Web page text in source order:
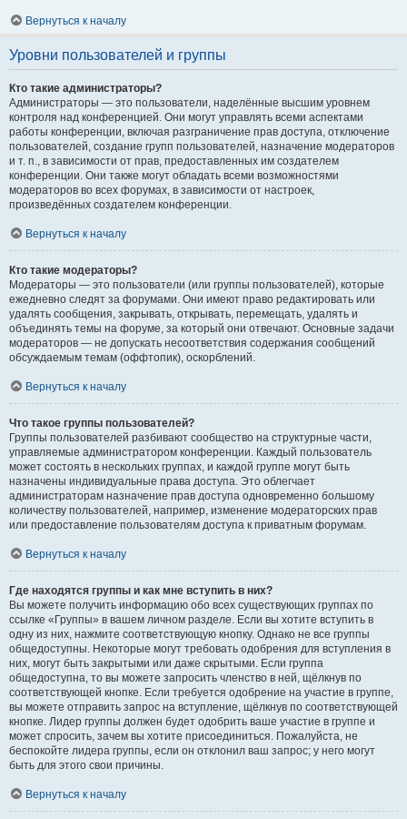
Вернуться к началу
Уровни пользователей и группы
Кто такие администраторы?
Администраторы — это пользователи, наделённые высшим уровнем
контроля над конференцией. Они могут управлять всеми аспектами
работы конференции, включая разграничение прав доступа, отключение
пользователей, создание групп пользователей, назначение модераторов
и т. п., в зависимости от прав, предоставленных им создателем
конференции. Они также могут обладать всеми возможностями
модераторов во всех форумах, в зависимости от настроек,
произведённых создателем конференции.
Вернуться к началу
Кто такие модераторы?
Модераторы — это пользователи (или группы пользователей), которые
ежедневно следят за форумами. Они имеют право редактировать или
удалять сообщения, закрывать, открывать, перемещать, удалять и
объединять темы на форуме, за который они отвечают. Основные задачи
модераторов — не допускать несоответствия содержания сообщений
обсуждаемым темам (оффтопик), оскорблений.
Вернуться к началу
Что такое группы пользователей?
Группы пользователей разбивают сообщество на структурные части,
управляемые администратором конференции. Каждый пользователь
может состоять в нескольких группах, и каждой группе могут быть
назначены индивидуальные права доступа. Это облегчает
администраторам назначение прав доступа одновременно большому
количеству пользователей, например, изменение модераторских прав
или предоставление пользователям доступа к приватным форумам.
Вернуться к началу
Где находятся группы и как мне вступить в них?
Вы можете получить информацию обо всех существующих группах по
ссылке «Группы» в вашем личном разделе. Если вы хотите вступить в
одну из них, нажмите соответствующую кнопку. Однако не все группы
общедоступны. Некоторые могут требовать одобрения для вступления в
них, могут быть закрытыми или даже скрытыми. Если группа
общедоступна, то вы можете запросить членство в ней, щёлкнув по
соответствующей кнопке. Если требуется одобрение на участие в группе,
вы можете отправить запрос на вступление, щёлкнув по соответствующей
кнопке. Лидер группы должен будет одобрить ваше участие в группе и
может спросить, зачем вы хотите присоединиться. Пожалуйста, не
беспокойте лидера группы, если он отклонил ваш запрос; у него могут
быть для этого свои причины.
Вернуться к началу